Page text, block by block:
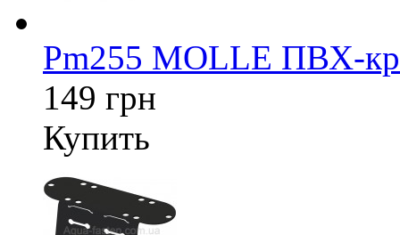
Pm255 MOLLE ПВХ-
149 грн
Купить